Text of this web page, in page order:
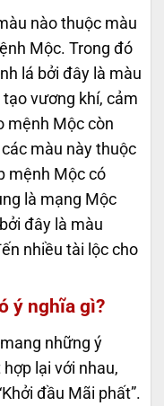
nào thuộc màu
Mộc. Trong đó
lá bởi đây là màu
vương khí, cảm
mệnh Mộc còn
màu này thuộc
mệnh Mộc có
là mạng Mộc
đây là màu
nhiều tài lộc cho
ý nghĩa gì?
những ý
lại với nhau,
đầu Mãi phất”.